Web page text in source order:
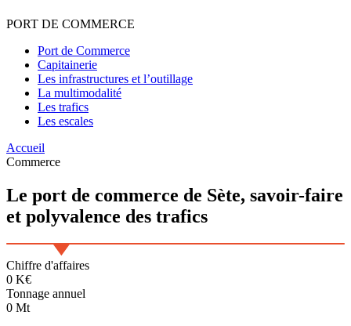
PORT DE COMMERCE
Port de Commerce
Capitainerie
Les infrastructures et l’outillage
La multimodalité
Les trafics
Les escales
Accueil
Commerce
Le port de commerce de Sète, savoir-faire
et polyvalence des trafics
Chiffre d'affaires
0 K€
Tonnage annuel
0 Mt